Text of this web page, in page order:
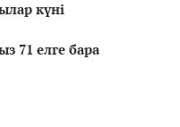
күні
71 елге бара